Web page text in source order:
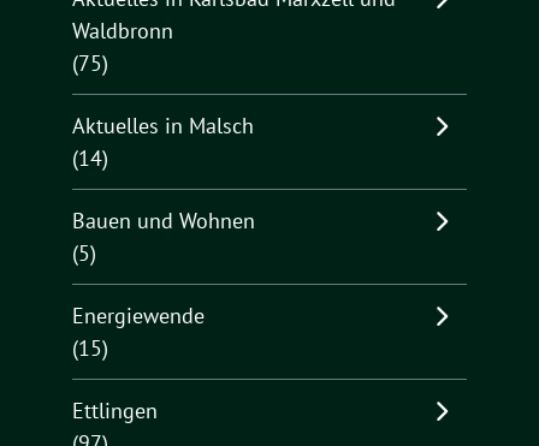
Waldbronn
(75)
Aktuelles in Malsch
(14)
Bauen und Wohnen
(5)
Energiewende
(15)
Ettlingen